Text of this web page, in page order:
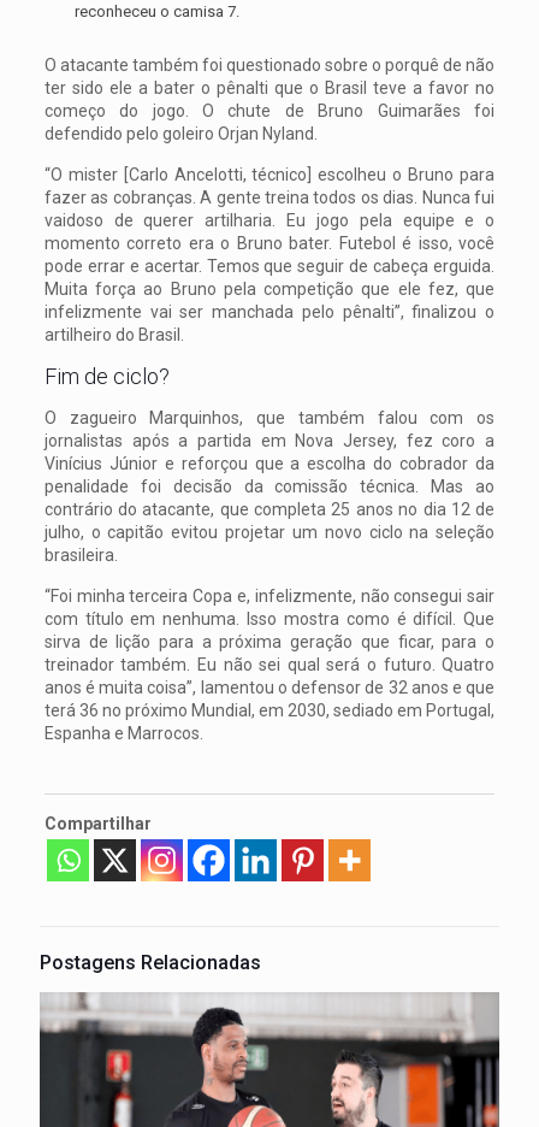
reconheceu o camisa 7.
O atacante também foi questionado sobre o porquê de não
ter sido ele a bater o pênalti que o Brasil teve a favor no
começo do jogo. O chute de Bruno Guimarães foi
defendido pelo goleiro Orjan Nyland.
“O mister [Carlo Ancelotti, técnico] escolheu o Bruno para
fazer as cobranças. A gente treina todos os dias. Nunca fui
vaidoso de querer artilharia. Eu jogo pela equipe e o
momento correto era o Bruno bater. Futebol é isso, você
pode errar e acertar. Temos que seguir de cabeça erguida.
Muita força ao Bruno pela competição que ele fez, que
infelizmente vai ser manchada pelo pênalti”, finalizou o
artilheiro do Brasil.
Fim de ciclo?
O zagueiro Marquinhos, que também falou com os
jornalistas após a partida em Nova Jersey, fez coro a
Vinícius Júnior e reforçou que a escolha do cobrador da
penalidade foi decisão da comissão técnica. Mas ao
contrário do atacante, que completa 25 anos no dia 12 de
julho, o capitão evitou projetar um novo ciclo na seleção
brasileira.
“Foi minha terceira Copa e, infelizmente, não consegui sair
com título em nenhuma. Isso mostra como é difícil. Que
sirva de lição para a próxima geração que ficar, para o
treinador também. Eu não sei qual será o futuro. Quatro
anos é muita coisa”, lamentou o defensor de 32 anos e que
terá 36 no próximo Mundial, em 2030, sediado em Portugal,
Espanha e Marrocos.
Compartilhar
Postagens Relacionadas